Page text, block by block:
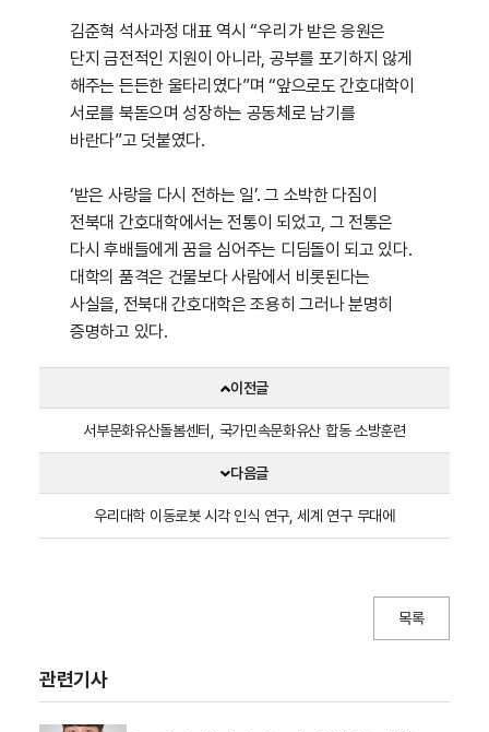
김준혁 석사과정 대표 역시 “우리가 받은 응원은
단지 금전적인 지원이 아니라, 공부를 포기하지 않게
해주는 든든한 울타리였다”며 “앞으로도 간호대학이
서로를 북돋으며 성장하는 공동체로 남기를
바란다”고 덧붙였다.
‘받은 사랑을 다시 전하는 일’. 그 소박한 다짐이
전북대 간호대학에서는 전통이 되었고, 그 전통은
다시 후배들에게 꿈을 심어주는 디딤돌이 되고 있다.
대학의 품격은 건물보다 사람에서 비롯된다는
사실을, 전북대 간호대학은 조용히 그러나 분명히
증명하고 있다.
이전글
서부문화유산돌봄센터, 국가민속문화유산 합동 소방훈련
다음글
우리대학 이동로봇 시각 인식 연구, 세계 연구 무대에
목록
관련기사